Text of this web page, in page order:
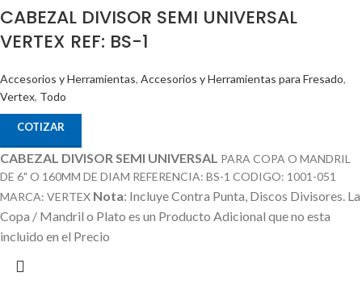
CABEZAL DIVISOR SEMI UNIVERSAL
VERTEX REF: BS-1
Accesorios y Herramientas, Accesorios y Herramientas para Fresado,
Vertex, Todo
COTIZAR
CABEZAL DIVISOR SEMI UNIVERSAL PARA COPA O MANDRIL
DE 6" O 160MM DE DIAM REFERENCIA: BS-1 CODIGO: 1001-051
MARCA: VERTEX Nota: Incluye Contra Punta, Discos Divisores. La
Copa / Mandril o Plato es un Producto Adicional que no esta
incluido en el Precio